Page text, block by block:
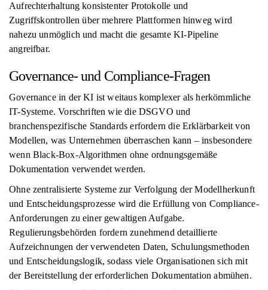
Aufrechterhaltung konsistenter Protokolle und
Zugriffskontrollen über mehrere Plattformen hinweg wird
nahezu unmöglich und macht die gesamte KI-Pipeline
angreifbar.
Governance- und Compliance-Fragen
Governance in der KI ist weitaus komplexer als herkömmliche
IT-Systeme. Vorschriften wie die DSGVO und
branchenspezifische Standards erfordern die Erklärbarkeit von
Modellen, was Unternehmen überraschen kann – insbesondere
wenn Black-Box-Algorithmen ohne ordnungsgemäße
Dokumentation verwendet werden.
Ohne zentralisierte Systeme zur Verfolgung der Modellherkunft
und Entscheidungsprozesse wird die Erfüllung von Compliance-
Anforderungen zu einer gewaltigen Aufgabe.
Regulierungsbehörden fordern zunehmend detaillierte
Aufzeichnungen der verwendeten Daten, Schulungsmethoden
und Entscheidungslogik, sodass viele Organisationen sich mit
der Bereitstellung der erforderlichen Dokumentation abmühen.